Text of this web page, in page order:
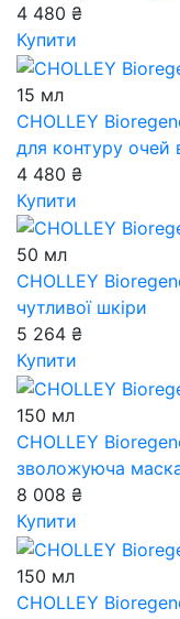
4 480 ₴
Купити
15 мл
CHOLLEY
для контуру очей
4 480 ₴
Купити
50 мл
CHOLLEY
чутливої шкіри
5 264 ₴
Купити
150 мл
CHOLLEY
зволожуюча
8 008 ₴
Купити
150 мл
CHOLLEY